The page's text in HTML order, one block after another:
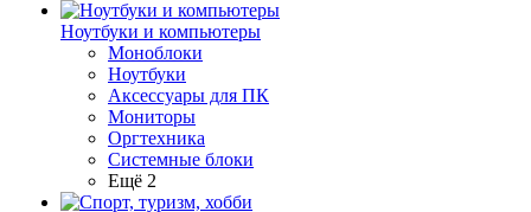
Ноутбуки и компьютеры
Моноблоки
Ноутбуки
Аксессуары для ПК
Мониторы
Оргтехника
Системные блоки
Ещё 2